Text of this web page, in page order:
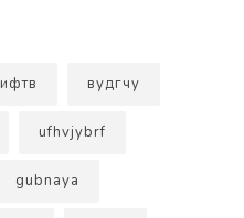
ифтв вудгчу
ufhvjybrf
gubnaya